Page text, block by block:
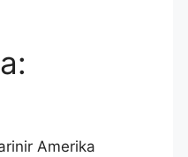
Amerika